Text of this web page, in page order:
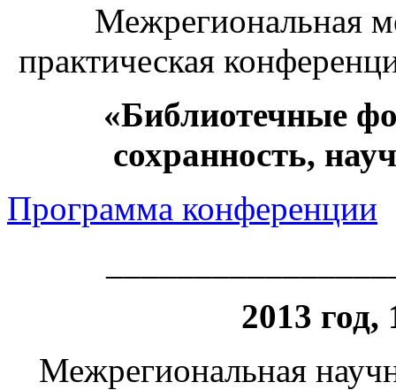
Межрегиональная
практическая
«Библиотечные
сохранность,
Программа конференции
2013 год,
Межрегиональная